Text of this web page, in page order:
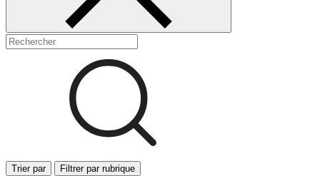
Trier par Filtrer par rubrique